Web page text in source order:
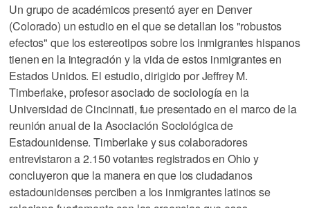
Un grupo de académicos presentó ayer en Denver
(Colorado) un estudio en el que se detallan los "robustos
efectos" que los estereotipos sobre los inmigrantes hispanos
tienen en la integración y la vida de estos inmigrantes en
Estados Unidos. El estudio, dirigido por Jeffrey M.
Timberlake, profesor asociado de sociología en la
Universidad de Cincinnati, fue presentado en el marco de la
reunión anual de la Asociación Sociológica de
Estadounidense. Timberlake y sus colaboradores
entrevistaron a 2.150 votantes registrados en Ohio y
concluyeron que la manera en que los ciudadanos
estadounidenses perciben a los inmigrantes latinos se